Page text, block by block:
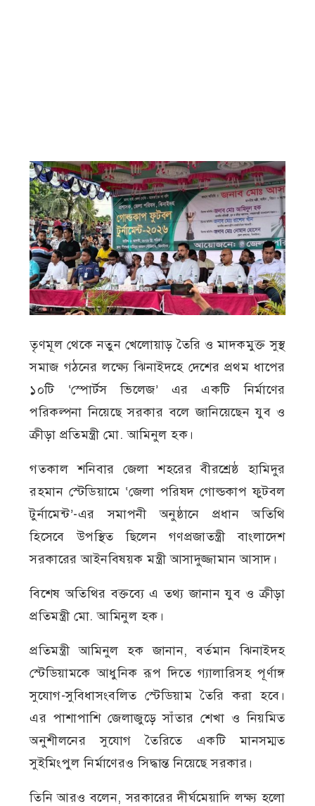
তৃণমূল থেকে নতুন খেলোয়াড় তৈরি ও মাদকমুক্ত সুস্থ
সমাজ গঠনের লক্ষ্যে ঝিনাইদহে দেশের প্রথম ধাপের
১০টি ‘স্পোর্টস ভিলেজ’ এর একটি নির্মাণের
পরিকল্পনা নিয়েছে সরকার বলে জানিয়েছেন যুব ও
ক্রীড়া প্রতিমন্ত্রী মো. আমিনুল হক।
গতকাল শনিবার জেলা শহরের বীরশ্রেষ্ঠ হামিদুর
রহমান স্টেডিয়ামে ‘জেলা পরিষদ গোল্ডকাপ ফুটবল
টুর্নামেন্ট’-এর সমাপনী অনুষ্ঠানে প্রধান অতিথি
হিসেবে উপস্থিত ছিলেন গণপ্রজাতন্ত্রী বাংলাদেশ
সরকারের আইনবিষয়ক মন্ত্রী আসাদুজ্জামান আসাদ।
বিশেষ অতিথির বক্তব্যে এ তথ্য জানান যুব ও ক্রীড়া
প্রতিমন্ত্রী মো. আমিনুল হক।
প্রতিমন্ত্রী আমিনুল হক জানান, বর্তমান ঝিনাইদহ
স্টেডিয়ামকে আধুনিক রূপ দিতে গ্যালারিসহ পূর্ণাঙ্গ
সুযোগ-সুবিধাসংবলিত স্টেডিয়াম তৈরি করা হবে।
এর পাশাপাশি জেলাজুড়ে সাঁতার শেখা ও নিয়মিত
অনুশীলনের সুযোগ তৈরিতে একটি মানসম্মত
সুইমিংপুল নির্মাণেরও সিদ্ধান্ত নিয়েছে সরকার।
তিনি আরও বলেন, সরকারের দীর্ঘমেয়াদি লক্ষ্য হলো